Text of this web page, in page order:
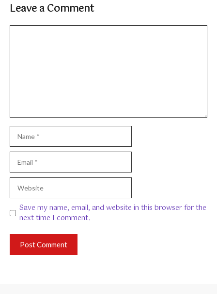
Leave a Comment
Comment
Name
Email
Website
Save my name, email, and website in this browser for the
next time I comment.